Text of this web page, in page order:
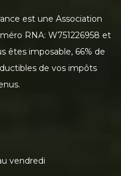
est une Association
RNA: W751226958 et
êtes imposable, 66% de
de vos impôts
vendredi